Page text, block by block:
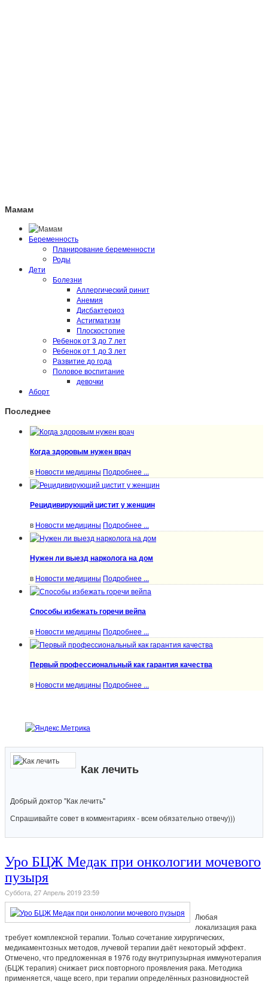
Мамам
Беременность
Планирование беременности
Роды
Дети
Болезни
Аллергический ринит
Анемия
Дисбактериоз
Астигматизм
Плоскостопие
Ребенок от 3 до 7 лет
Ребенок от 1 до 3 лет
Развитие до года
Половое воспитание
девочки
Аборт
Последнее
Когда здоровым нужен врач
в Новости медицины Подробнее ...
Рецидивирующий цистит у женщин
в Новости медицины Подробнее ...
Нужен ли выезд нарколога на дом
в Новости медицины Подробнее ...
Способы избежать горечи вейпа
в Новости медицины Подробнее ...
Первый профессиональный как гарантия качества
в Новости медицины Подробнее ...
Как лечить
Добрый доктор "Как лечить"
Спрашивайте совет в комментариях - всем обязательно отвечу)))
Уро БЦЖ Медак при онкологии мочевого
пузыря
Суббота, 27 Апрель 2019 23:59
Любая
локализация рака
требует комплексной терапии. Только сочетание хирургических,
медикаментозных методов, лучевой терапии даёт некоторый эффект.
Отмечено, что предложенная в 1976 году внутрипузырная иммунотерапия
(БЦЖ терапия) снижает риск повторного проявления рака. Методика
применяется, чаще всего, при терапии определённых разновидностей